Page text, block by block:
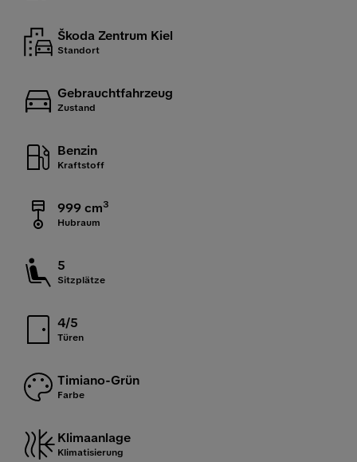
Škoda Zentrum Kiel
Standort
Gebrauchtfahrzeug
Zustand
Benzin
Kraftstoff
999 cm3
Hubraum
5
Sitzplätze
4/5
Türen
Timiano-Grün
Farbe
Klimaanlage
Klimatisierung